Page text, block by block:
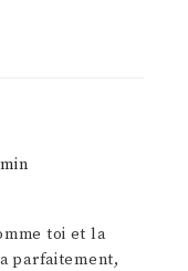
toi et la
parfaitement,